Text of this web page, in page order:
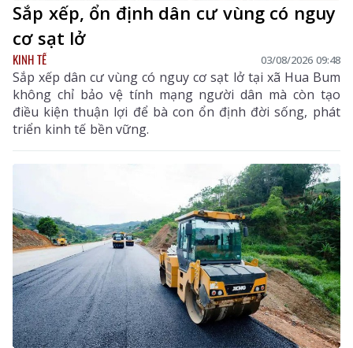
Sắp xếp, ổn định dân cư vùng có nguy
cơ sạt lở
KINH TẾ 03/08/2026 09:48
Sắp xếp dân cư vùng có nguy cơ sạt lở tại xã Hua Bum
không chỉ bảo vệ tính mạng người dân mà còn tạo
điều kiện thuận lợi để bà con ổn định đời sống, phát
triển kinh tế bền vững.